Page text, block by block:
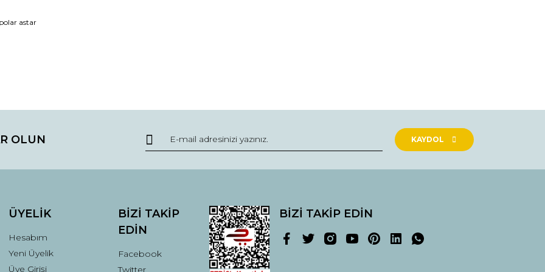
astar
Yorum Yaz
OLUN KAYDOL
ÜYELİK
Hesabım
Yeni Üyelik
Üye Girişi
BİZİ TAKİP
EDİN
Facebook
Twitter
BİZİ TAKİP EDİN